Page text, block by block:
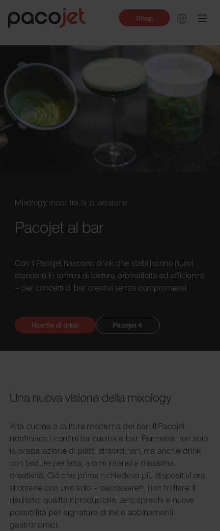
Shop
Mixology incontra la precisione
Pacojet al bar
Con il Pacojet nascono drink che stabiliscono nuovi
standard in termini di texture, aromaticità ed efficienza
– per concetti di bar creativi senza compromessi.
Ricette di drink Pacojet 4
Una nuova visione della mixology
Alta cucina o cultura moderna del bar: il Pacojet
ridefinisce i confini tra cucina e bar. Permette non solo
la preparazione di piatti straordinari, ma anche drink
con texture perfetta, aromi intensi e massima
creatività. Ciò che prima richiedeva più dispositivi ora
si ottiene con uno solo – pacossare®, non frullare. Il
risultato: qualità riproducibile, zero sprechi e nuove
possibilità per signature drink e abbinamenti
gastronomici.